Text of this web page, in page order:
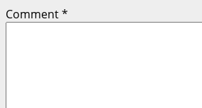
Comment*